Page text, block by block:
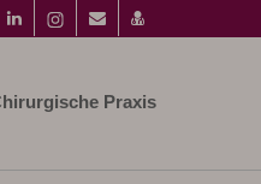
Auf
LinkedIn
Instagram-
Seite
Per
Mail
vCard
speichern
Praxis